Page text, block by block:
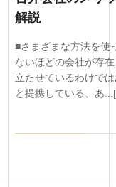
解説
■さまざまな方法を使
ないほどの会社が存
立たせているわけで
と提携している、あ